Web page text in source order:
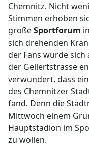
Chemnitz. Nicht
Stimmen erhoben
großeSportforum
sich drehenden
der Fans wurde
der Gellertstrasse
verwundert, dass
des Chemnitzer
fand. Denn die
Mittwoch einem
Hauptstadion im
zu wollen.